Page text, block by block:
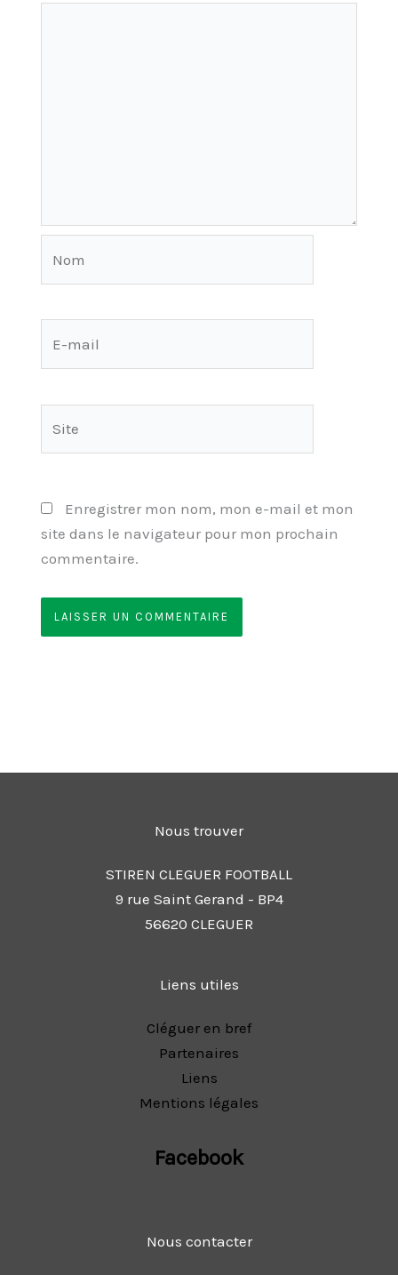
Enregistrer mon nom, mon e-mail et mon
site dans le navigateur pour mon prochain
commentaire.
Nous trouver
STIREN CLEGUER FOOTBALL
9 rue Saint Gerand - BP4
56620 CLEGUER
Liens utiles
Cléguer en bref
Partenaires
Liens
Mentions légales
Facebook
Nous contacter